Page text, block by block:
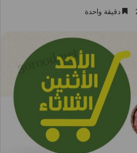
دقيقة واحدة